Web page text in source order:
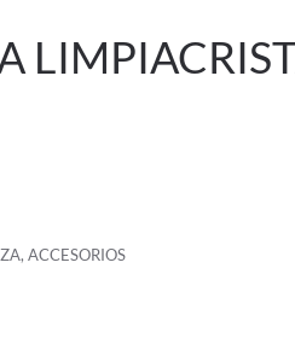
, ACCESORIOS